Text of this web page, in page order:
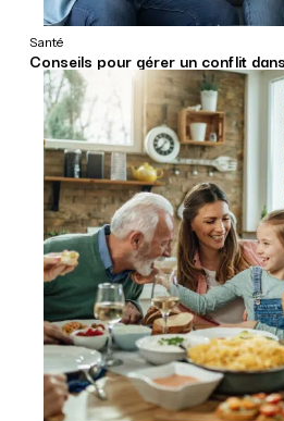
Santé
Conseils pour gérer un conflit